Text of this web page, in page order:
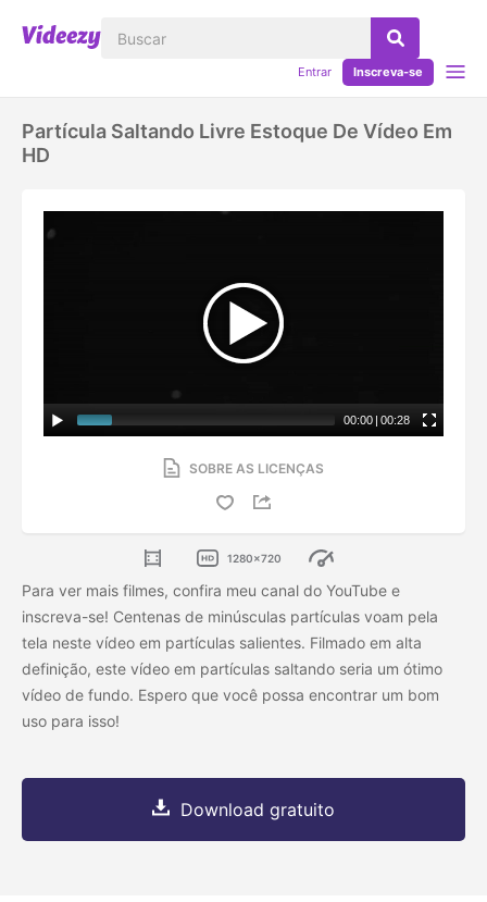
Entrar Inscreva-se
Partícula Saltando Livre Estoque De Vídeo Em
HD
00:00 | 00:28
SOBRE AS LICENÇAS
1280x720
Para ver mais filmes, confira meu canal do YouTube e
inscreva-se! Centenas de minúsculas partículas voam pela
tela neste vídeo em partículas salientes. Filmado em alta
definição, este vídeo em partículas saltando seria um ótimo
vídeo de fundo. Espero que você possa encontrar um bom
uso para isso!
Download gratuito